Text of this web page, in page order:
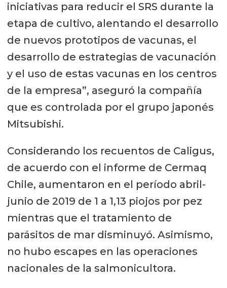
iniciativas para reducir el SRS durante la
etapa de cultivo, alentando el desarrollo
de nuevos prototipos de vacunas, el
desarrollo de estrategias de vacunación
y el uso de estas vacunas en los centros
de la empresa”, aseguró la compañía
que es controlada por el grupo japonés
Mitsubishi.
Considerando los recuentos de Caligus,
de acuerdo con el informe de Cermaq
Chile, aumentaron en el período abril-
junio de 2019 de 1 a 1,13 piojos por pez
mientras que el tratamiento de
parásitos de mar disminuyó. Asimismo,
no hubo escapes en las operaciones
nacionales de la salmonicultora.